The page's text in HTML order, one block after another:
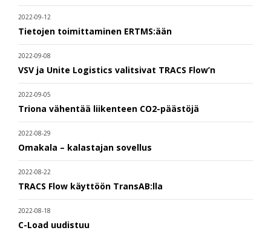
2022-09-12
Tietojen toimittaminen ERTMS:ään
2022-09-08
VSV ja Unite Logistics valitsivat TRACS Flow’n
2022-09-05
Triona vähentää liikenteen CO2-päästöjä
2022-08-29
Omakala – kalastajan sovellus
2022-08-22
TRACS Flow käyttöön TransAB:lla
2022-08-18
C-Load uudistuu